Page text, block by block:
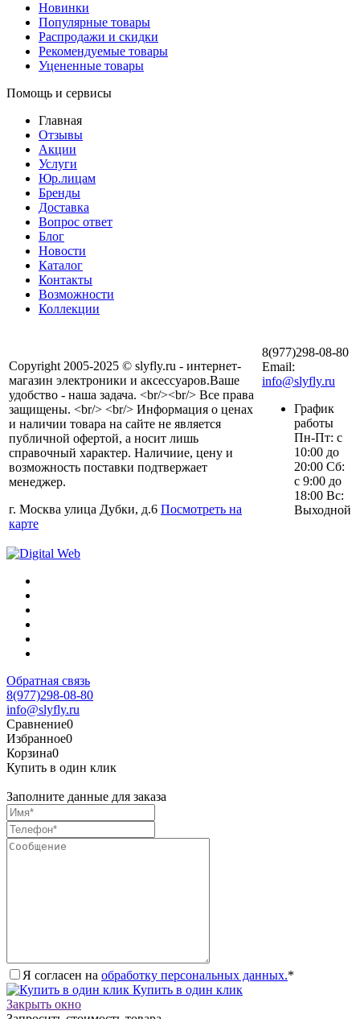
Новинки
Популярные товары
Распродажи и скидки
Рекомендуемые товары
Уцененные товары
Помощь и сервисы
Главная
Отзывы
Акции
Услуги
Юр.лицам
Бренды
Доставка
Вопрос ответ
Блог
Новости
Каталог
Контакты
Возможности
Коллекции
Copyright 2005-2025 © slyfly.ru - интернет-
магазин электроники и аксессуаров.Ваше
удобство - наша задача. <br/><br/> Все права
защищены. <br/> <br/> Информация о ценах
и наличии товара на сайте не является
публичной офертой, а носит лишь
справочный характер. Наличиие, цену и
возможность поставки подтвержает
менеджер.
г. Москва улица Дубки, д.6 Посмотреть на
карте
8(977)298-08-80
Email:
info@slyfly.ru
График
работы
Пн-Пт: с
10:00 до
20:00 Сб:
с 9:00 до
18:00 Вс:
Выходной
Обратная связь
8(977)298-08-80
info@slyfly.ru
Сравнение0
Избранное0
Корзина0
Купить в один клик
Заполните данные для заказа
Я согласен на обработку персональных данных.*
Купить в один клик
Закрыть окно